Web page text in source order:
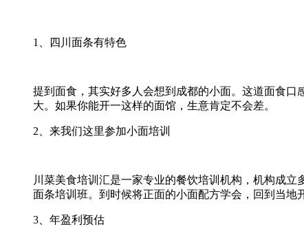
1、四川面条有特色
提到面食，其实好多人会想到成都的小面。这道面食
大。如果你能开一这样的面馆，生意肯定不会差。
2、来我们这里参加小面培训
川菜美食培训汇是一家专业的餐饮培训机构，机构成
面条培训班。到时候将正面的小面配方学会，回到当地
3、年盈利预估